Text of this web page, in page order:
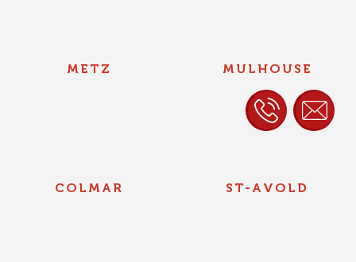
METZ MULHOUSE
COLMAR ST-AVOLD